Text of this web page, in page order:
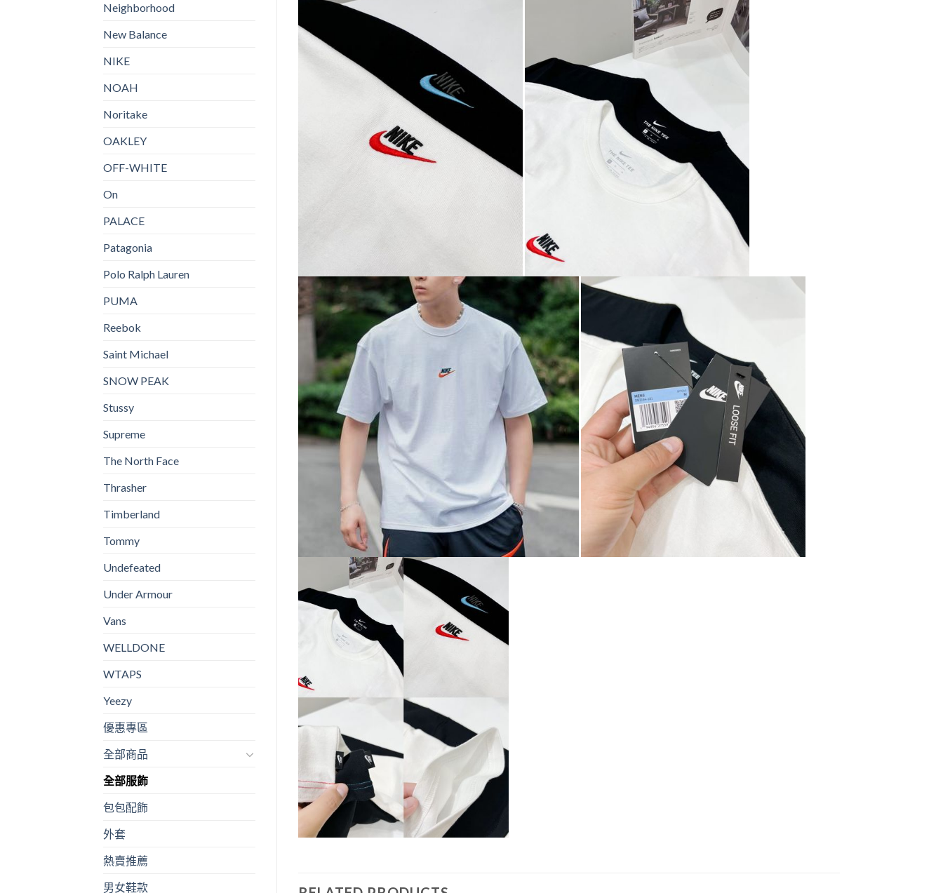
Neighborhood
New Balance
NIKE
NOAH
Noritake
OAKLEY
OFF-WHITE
On
PALACE
Patagonia
Polo Ralph Lauren
PUMA
Reebok
Saint Michael
SNOW PEAK
Stussy
Supreme
The North Face
Thrasher
Timberland
Tommy
Undefeated
Under Armour
Vans
WELLDONE
WTAPS
Yeezy
優惠專區
全部商品
全部服飾
包包配飾
外套
熱賣推薦
男女鞋款